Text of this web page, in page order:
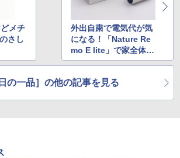
メチ
さし
外出自粛で電気代が気
になる！「Nature Re
mo E lite」で家全体の
消費電力を可視化
日の一品］の他の記事を見る